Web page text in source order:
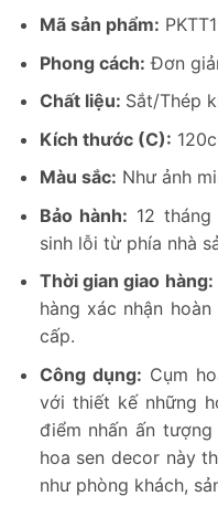
Mã sản phẩm:
Phong cách: Đơn
Chất liệu: Sắt/Thép
Kích thước (C):
Màu sắc: Như ảnh
Bảo hành: 12
sinh lỗi từ phía nhà
Thời gian giao hàng:
hàng xác nhận
cấp.
Công dụng: Cụm
với thiết kế những
điểm nhấn ấn
hoa sen decor này
như phòng khách,